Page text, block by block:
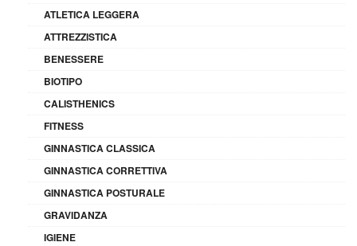
ATLETICA LEGGERA
ATTREZZISTICA
BENESSERE
BIOTIPO
CALISTHENICS
FITNESS
GINNASTICA CLASSICA
GINNASTICA CORRETTIVA
GINNASTICA POSTURALE
GRAVIDANZA
IGIENE